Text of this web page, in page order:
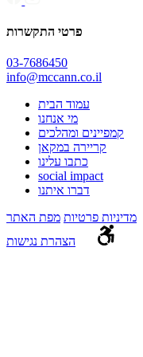
פרטי התקשרות
03-7686450
info@mccann.co.il
עמוד הבית
מי אנחנו
קמפיינים ומהלכים
קריירה במקאן
כתבו עלינו
social impact
דברו איתנו
מדיניות פרטיות מפת האתר
הצהרת נגישות